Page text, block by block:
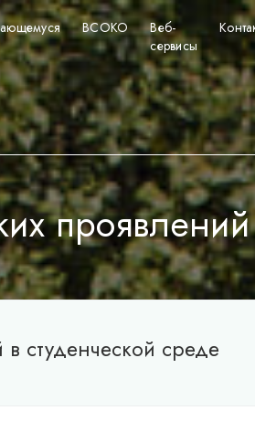
ВСОКО
Веб-
сервисы
студенческой среде